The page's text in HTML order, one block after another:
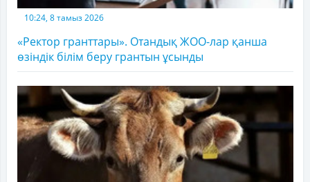
10:24, 8 тамыз 2026
«Ректор гранттары». Отандық ЖОО-лар қанша
өзіндік білім беру грантын ұсынды